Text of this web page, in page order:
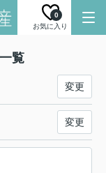
お気に入り
0
覧
変更
変更